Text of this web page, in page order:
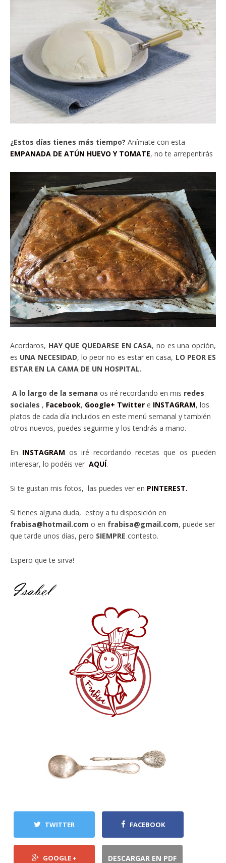
¿Estos días tienes más tiempo? Anímate con esta
EMPANADA DE ATÚN HUEVO Y TOMATE, no te arrepentirás
Acordaros, HAY QUE QUEDARSE EN CASA, no es una opción,
es UNA NECESIDAD, lo peor no es estar en casa, LO PEOR ES
ESTAR EN LA CAMA DE UN HOSPITAL.
A lo largo de la semana os iré recordando en mis redes
sociales , Facebook, Google+ Twitter e INSTAGRAM, los
platos de cada día incluidos en este menú semanal y también
otros nuevos, puedes seguirme y los tendrás a mano.
En INSTAGRAM os iré recordando recetas que os pueden
interesar, lo podéis ver AQUÍ.
Si te gustan mis fotos, las puedes ver en PINTEREST.
Si tienes alguna duda, estoy a tu disposición en
frabisa@hotmail.com o en frabisa@gmail.com, puede ser
que tarde unos días, pero SIEMPRE contesto.
Espero que te sirva!
TWITTER FACEBOOK
GOOGLE + DESCARGAR EN PDF